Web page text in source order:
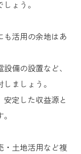
ょう。
活用の余地はあ
備の設置など、
ましょう。
定した収益源と
・土地活用など複